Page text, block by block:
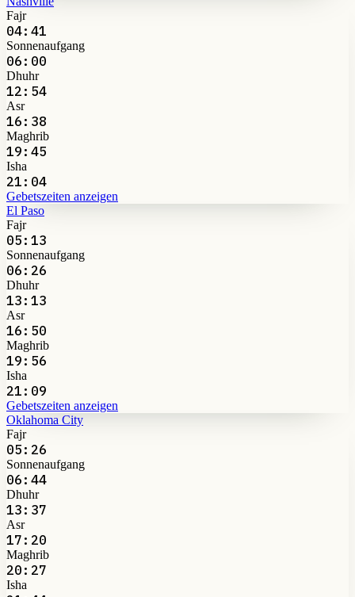
Fajr
04:41
Sonnenaufgang
06:00
Dhuhr
12:54
Asr
16:38
Maghrib
19:45
Isha
21:04
Gebetszeiten anzeigen
El Paso
Fajr
05:13
Sonnenaufgang
06:26
Dhuhr
13:13
Asr
16:50
Maghrib
19:56
Isha
21:09
Gebetszeiten anzeigen
Oklahoma City
Fajr
05:26
Sonnenaufgang
06:44
Dhuhr
13:37
Asr
17:20
Maghrib
20:27
Isha